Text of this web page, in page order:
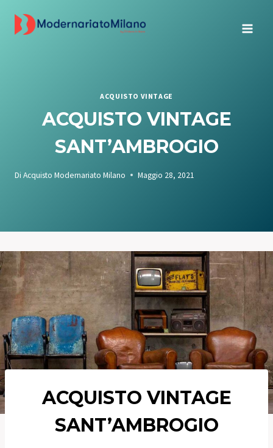
ACQUISTO VINTAGE
ACQUISTO VINTAGE
SANT’AMBROGIO
Di Acquisto Modernariato Milano Maggio 28, 2021
ACQUISTO VINTAGE
SANT’AMBROGIO